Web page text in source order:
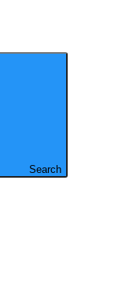
Search